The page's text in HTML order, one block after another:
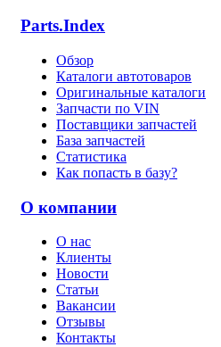
Parts.Index
Обзор
Каталоги автотоваров
Оригинальные каталоги
Запчасти по VIN
Поставщики запчастей
База запчастей
Статистика
Как попасть в базу?
О компании
О нас
Клиенты
Новости
Статьи
Вакансии
Отзывы
Контакты